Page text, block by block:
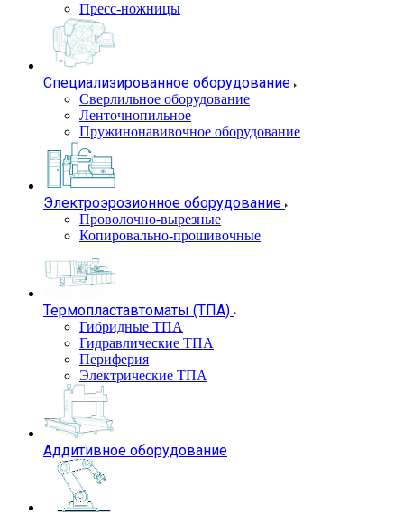
Пресс-ножницы
Специализированное оборудование
Сверлильное оборудование
Ленточнопильное
Пружинонавивочное оборудование
Электроэрозионное оборудование
Проволочно-вырезные
Копировально-прошивочные
Термопластавтоматы (ТПА)
Гибридные ТПА
Гидравлические ТПА
Периферия
Электрические ТПА
Аддитивное оборудование